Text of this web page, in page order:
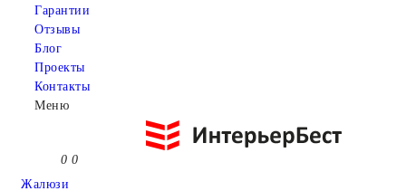
Гарантии
Отзывы
Блог
Проекты
Контакты
Меню
0 0
Жалюзи